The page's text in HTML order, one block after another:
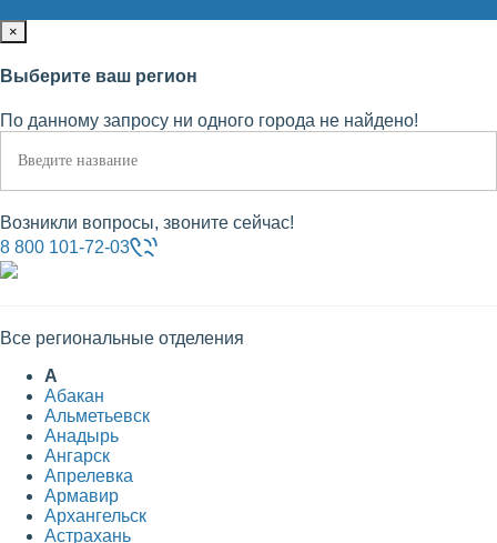
×
Выберите ваш регион
По данному запросу ни одного города не найдено!
Возникли вопросы, звоните сейчас!
8 800 101-72-03
Все региональные отделения
А
Абакан
Альметьевск
Анадырь
Ангарск
Апрелевка
Армавир
Архангельск
Астрахань